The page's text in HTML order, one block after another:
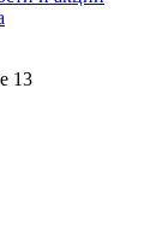
13